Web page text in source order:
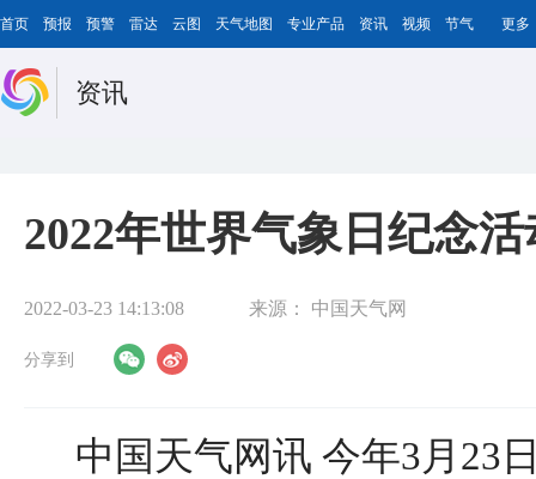
首页 预报 预警 雷达 云图 天气地图 专业产品 资讯 视频 节气 更多
资讯
2022年世界气象日纪念
2022-03-23 14:13:08 来源： 中国天气网
分享到
中国天气网讯 今年3月23